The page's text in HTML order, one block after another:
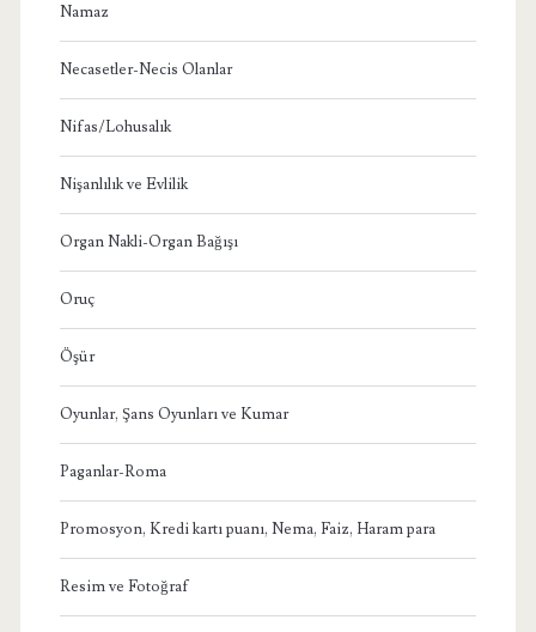
Namaz
Necasetler-Necis Olanlar
Nifas/Lohusalık
Nişanlılık ve Evlilik
Organ Nakli-Organ Bağışı
Oruç
Öşür
Oyunlar, Şans Oyunları ve Kumar
Paganlar-Roma
Promosyon, Kredi kartı puanı, Nema, Faiz, Haram para
Resim ve Fotoğraf